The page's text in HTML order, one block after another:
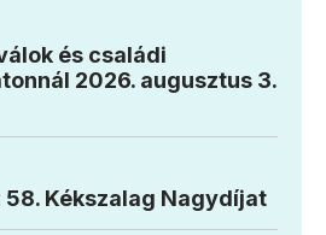
és családi
2026. augusztus 3.
58. Kékszalag Nagydíjat